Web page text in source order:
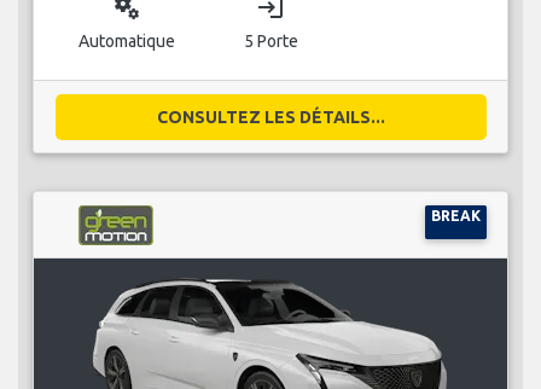
miscellaneous_services
Automatique
login
5 Porte
CONSULTEZ LES DÉTAILS...
BREAK